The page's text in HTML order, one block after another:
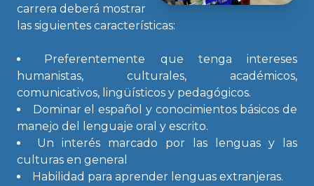
carrera deberá mostrar
las siguientes características:
Preferentemente que tenga intereses
humanistas, culturales, académicos,
comunicativos, lingüísticos y pedagógicos.
Dominar el español y conocimientos básicos de
manejo del lenguaje oral y escrito.
Un interés marcado por las lenguas y las
culturas en general
Habilidad para aprender lenguas extranjeras.